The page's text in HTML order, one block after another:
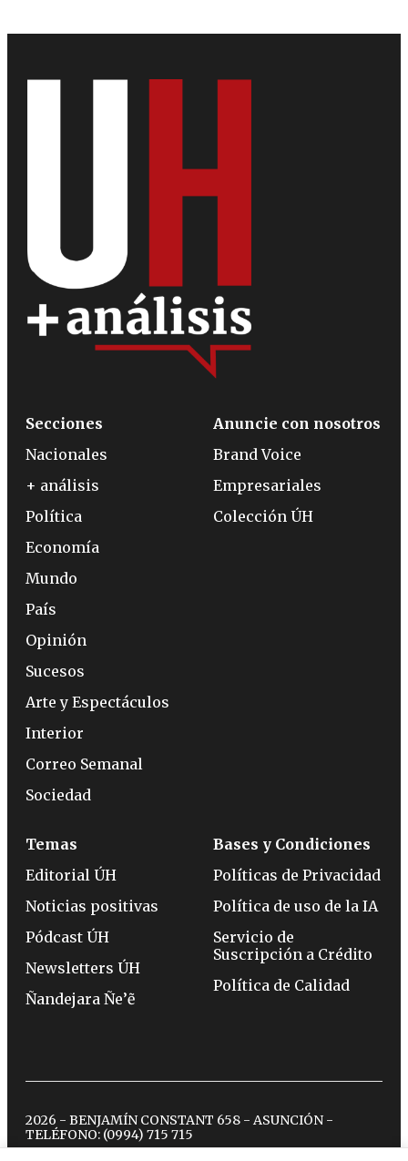
Secciones
Nacionales
+ análisis
Política
Economía
Mundo
País
Opinión
Sucesos
Arte y Espectáculos
Interior
Correo Semanal
Sociedad
Anuncie con nosotros
Brand Voice
Empresariales
Colección ÚH
Temas
Editorial ÚH
Noticias positivas
Pódcast ÚH
Newsletters ÚH
Ñandejara Ñe’ẽ
Bases y Condiciones
Políticas de Privacidad
Política de uso de la IA
Servicio de
Suscripción a Crédito
Política de Calidad
2026 - BENJAMÍN CONSTANT 658 - ASUNCIÓN -
TELÉFONO: (0994) 715 715